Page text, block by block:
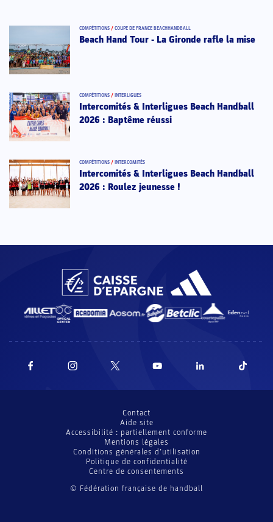
COMPÉTITIONS / COUPE DE FRANCE BEACHHANDBALL
Beach Hand Tour - La Gironde rafle la mise
COMPÉTITIONS / INTERLIGUES
Intercomités & Interligues Beach Handball
2026 : Baptême réussi
COMPÉTITIONS / INTERCOMITÉS
Intercomités & Interligues Beach Handball
2026 : Roulez jeunesse !
© Fédération française de handball
Contact
Aide site
Accessibilité : partiellement conforme
Mentions légales
Conditions générales d’utilisation
Politique de confidentialité
Centre de consentements